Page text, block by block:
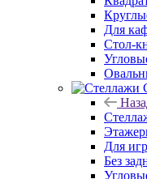
Для
Стол-
Для
Без